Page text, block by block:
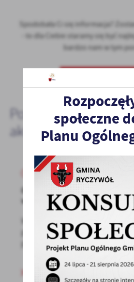
Spodobała Ci się informacja?
- to dla Ciebie staramy się być
bardzo nam w tym
Pozostałe
aktualności
05 - 10 - 2021
Obwieszczenie o wyłożeniu
wglądu projektów mpzp
Wójt Gminy Ryczywół
publicznego wglądu
planów...
społeczne
Planu